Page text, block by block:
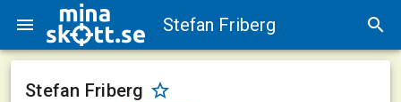
Stefan Friberg
Stefan Friberg